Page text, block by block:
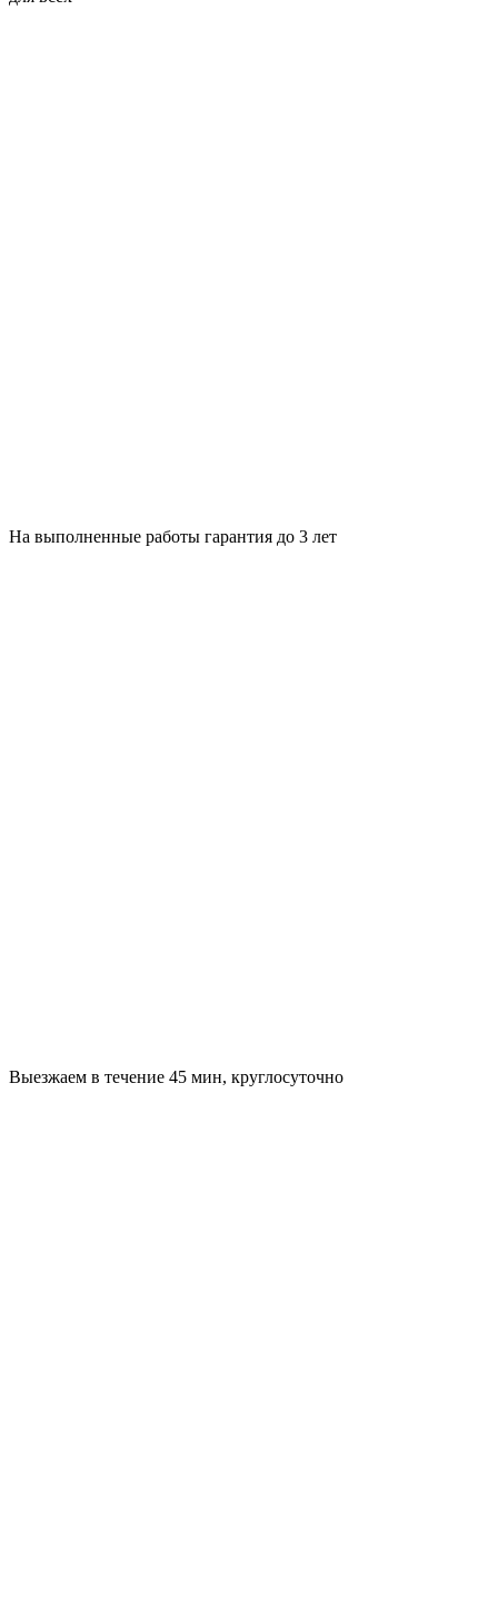
На выполненные работы гарантия до 3 лет
Выезжаем в течение 45 мин, круглосуточно